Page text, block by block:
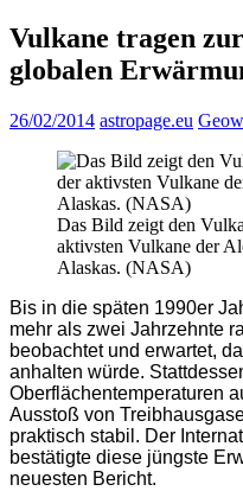
Vulkane tragen
globalen
26/02/2014 astropage.eu
Das Bild zeigt den
aktivsten Vulkane der
Alaskas. (NASA)
Bis in die späten 1990er
mehr als zwei Jahrzehnte
beobachtet und erwartet,
anhalten würde.
Oberflächentemperaturen
Ausstoß von
praktisch stabil. Der
bestätigte diese jüngste
neuesten Bericht.